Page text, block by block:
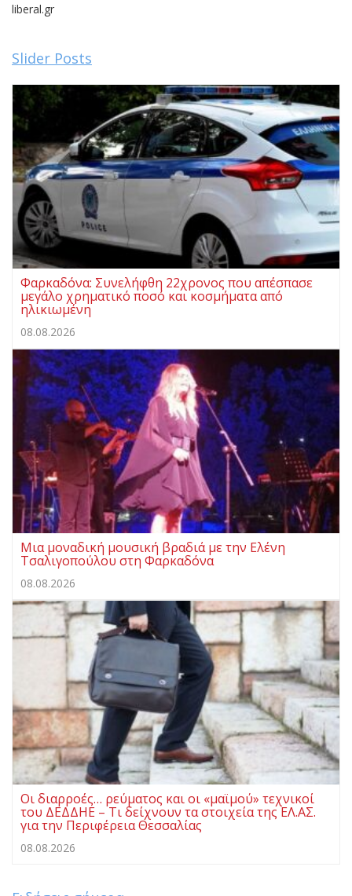
liberal.gr
Slider Posts
Φαρκαδόνα: Συνελήφθη 22χρονος που απέσπασε
μεγάλο χρηματικό ποσό και κοσμήματα από
ηλικιωμένη
08.08.2026
Μια μοναδική μουσική βραδιά με την Ελένη
Τσαλιγοπούλου στη Φαρκαδόνα
08.08.2026
Οι διαρροές… ρεύματος και οι «μαϊμού» τεχνικοί
του ΔΕΔΔΗΕ – Τι δείχνουν τα στοιχεία της ΕΛ.ΑΣ.
για την Περιφέρεια Θεσσαλίας
08.08.2026